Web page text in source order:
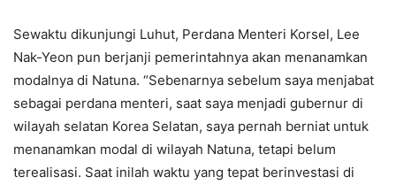
Sewaktu dikunjungi Luhut, Perdana Menteri Korsel, Lee
Nak-Yeon pun berjanji pemerintahnya akan menanamkan
modalnya di Natuna. “Sebenarnya sebelum saya menjabat
sebagai perdana menteri, saat saya menjadi gubernur di
wilayah selatan Korea Selatan, saya pernah berniat untuk
menanamkan modal di wilayah Natuna, tetapi belum
terealisasi. Saat inilah waktu yang tepat berinvestasi di